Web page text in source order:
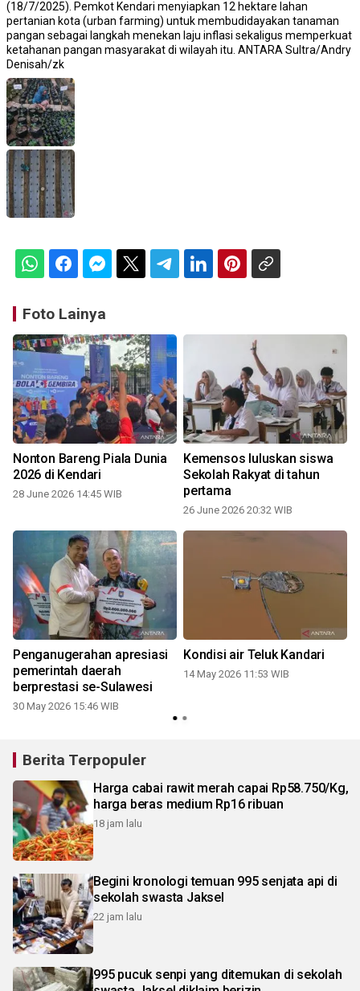
(18/7/2025). Pemkot Kendari menyiapkan 12 hektare lahan
pertanian kota (urban farming) untuk membudidayakan tanaman
pangan sebagai langkah menekan laju inflasi sekaligus memperkuat
ketahanan pangan masyarakat di wilayah itu. ANTARA Sultra/Andry
Denisah/zk
Foto Lainya
Nonton Bareng Piala Dunia
2026 di Kendari
28 June 2026 14:45 WIB
Kemensos luluskan siswa
Sekolah Rakyat di tahun
pertama
26 June 2026 20:32 WIB
Penganugerahan apresiasi
pemerintah daerah
berprestasi se-Sulawesi
30 May 2026 15:46 WIB
Kondisi air Teluk Kandari
14 May 2026 11:53 WIB
Berita Terpopuler
Harga cabai rawit merah capai Rp58.750/Kg,
harga beras medium Rp16 ribuan
18 jam lalu
Begini kronologi temuan 995 senjata api di
sekolah swasta Jaksel
22 jam lalu
995 pucuk senpi yang ditemukan di sekolah